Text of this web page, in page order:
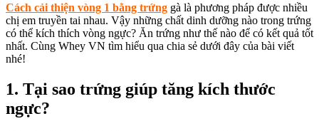
Cách cải thiện vòng 1 bằng trứng gà là phương pháp được nhiều
chị em truyền tai nhau. Vậy những chất dinh dưỡng nào trong trứng
có thể kích thích vòng ngực? Ăn trứng như thế nào để có kết quả tốt
nhất. Cùng Whey VN tìm hiểu qua chia sẻ dưới đây của bài viết
nhé!
1. Tại sao trứng giúp tăng kích thước
ngực?